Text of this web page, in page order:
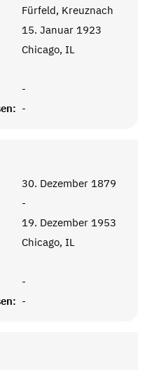
Fürfeld, Kreuznach
15. Januar 1923
Chicago, IL
-
-
30. Dezember 1879
-
19. Dezember 1953
Chicago, IL
-
-